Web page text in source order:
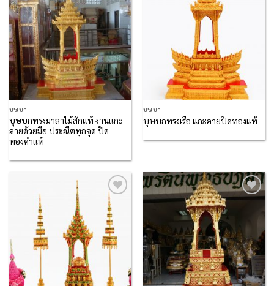
บุษบก
บุษบกทรงมาลาไม้สักแท้ งานแกะ
ลายด้วยมือ ประณีตทุกจุด ปิด
ทองคำแท้
บุษบก
บุษบกทรงเรือ แกะลายปิดทองแท้
Add to
Wishlist